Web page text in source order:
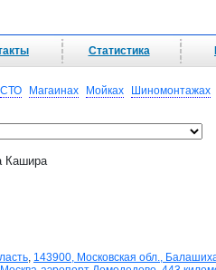
Статистика
СТО Магаинах Мойках Шиномонтажах
Кашира
, 143900, Московская обл.,